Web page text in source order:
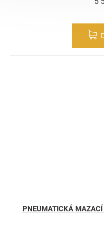
PNEUMATICKÁ